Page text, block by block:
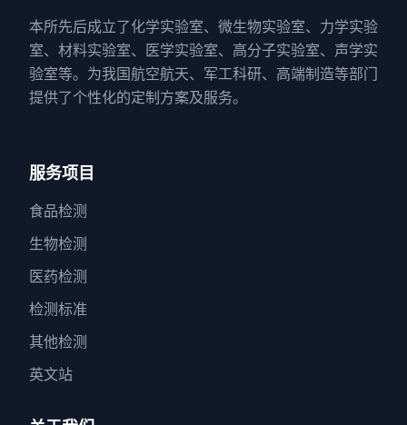
本所先后成立了化学实验室、微生物实验室、力学实验
室、材料实验室、医学实验室、高分子实验室、声学实
验室等。为我国航空航天、军工科研、高端制造等部门
提供了个性化的定制方案及服务。
服务项目
食品检测
生物检测
医药检测
检测标准
其他检测
英文站